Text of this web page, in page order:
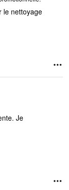
le nettoyage
Je